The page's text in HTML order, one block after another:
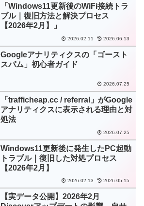
「Windows11更新後のWiFi接続トラ
ブル｜復旧方法と解決プロセス
【2026年2月】」
2026.02.11 2026.06.13
Googleアナリティクスの「ゴースト
スパム」初心者ガイド
2026.07.25
「trafficheap.cc / referral」がGoogle
アナリティクスに表示される理由と対
処法
2026.07.25
Windows11更新後に発生したPC起動
トラブル｜復旧した対処プロセス
【2026年2月】
2026.02.13 2026.05.15
【実データ公開】2026年2月